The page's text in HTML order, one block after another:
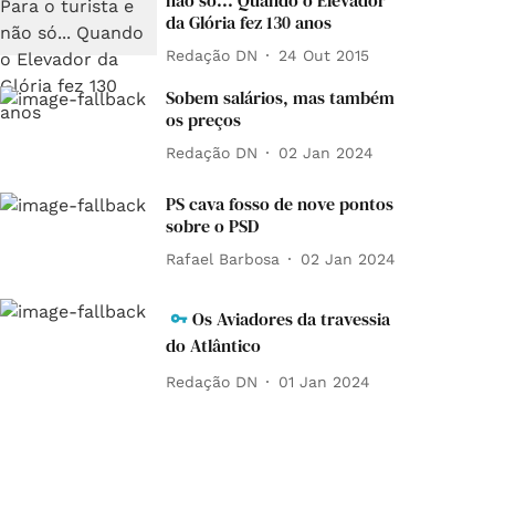
da Glória fez 130 anos
Redação DN 24 Out 2015
Sobem salários, mas também
os preços
Redação DN 02 Jan 2024
PS cava fosso de nove pontos
sobre o PSD
Rafael Barbosa 02 Jan 2024
Os Aviadores da travessia
do Atlântico
Redação DN 01 Jan 2024